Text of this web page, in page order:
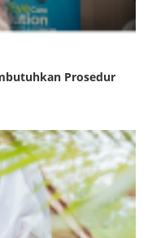
Prosedur